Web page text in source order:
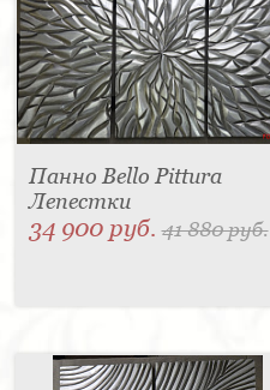
Панно Bello Pittura
Лепестки
34 900 руб.41 880 руб.